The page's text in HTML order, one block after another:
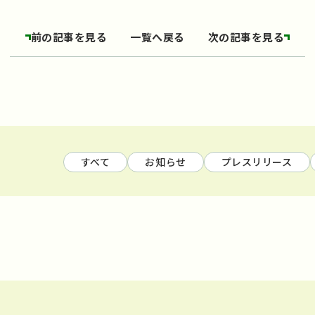
前の記事を見る 一覧へ戻る 次の記事を見る
すべて お知らせ プレスリリース